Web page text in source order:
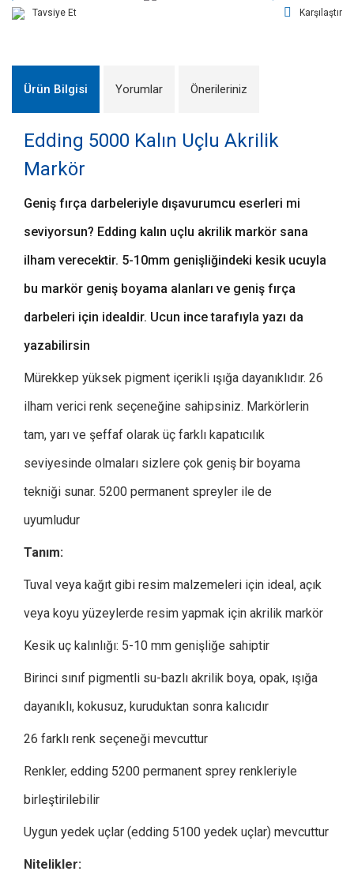
Tavsiye Et
Karşılaştır
Ürün Bilgisi Yorumlar Önerileriniz
Edding 5000 Kalın Uçlu Akrilik
Markör
Geniş fırça darbeleriyle dışavurumcu eserleri mi
seviyorsun? Edding kalın uçlu akrilik markör sana
ilham verecektir. 5-10mm genişliğindeki kesik ucuyla
bu markör geniş boyama alanları ve geniş fırça
darbeleri için idealdir. Ucun ince tarafıyla yazı da
yazabilirsin
Mürekkep yüksek pigment içerikli ışığa dayanıklıdır. 26
ilham verici renk seçeneğine sahipsiniz. Markörlerin
tam, yarı ve şeffaf olarak üç farklı kapatıcılık
seviyesinde olmaları sizlere çok geniş bir boyama
tekniği sunar. 5200 permanent spreyler ile de
uyumludur
Tanım:
Tuval veya kağıt gibi resim malzemeleri için ideal, açık
veya koyu yüzeylerde resim yapmak için akrilik markör
Kesik uç kalınlığı: 5-10 mm genişliğe sahiptir
Birinci sınıf pigmentli su-bazlı akrilik boya, opak, ışığa
dayanıklı, kokusuz, kuruduktan sonra kalıcıdır
26 farklı renk seçeneği mevcuttur
Renkler, edding 5200 permanent sprey renkleriyle
birleştirilebilir
Uygun yedek uçlar (edding 5100 yedek uçlar) mevcuttur
Nitelikler: